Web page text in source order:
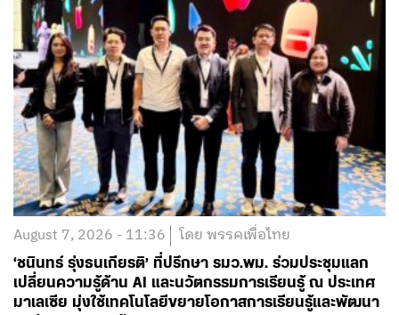
August 7, 2026 - 11:36 โดย พรรคเพื่อไทย
‘ชนินทร์ รุ่งธนเกียรติ’ ที่ปรึกษา รมว.พม. ร่วมประชุมแลก
เปลี่ยนความรู้ด้าน AI และนวัตกรรมการเรียนรู้ ณ ประเทศ
มาเลเซีย มุ่งใช้เทคโนโลยีขยายโอกาสการเรียนรู้และพัฒนา
อาชีพคนพิการ-ผู้สูงอายุ
อ่านต่อ